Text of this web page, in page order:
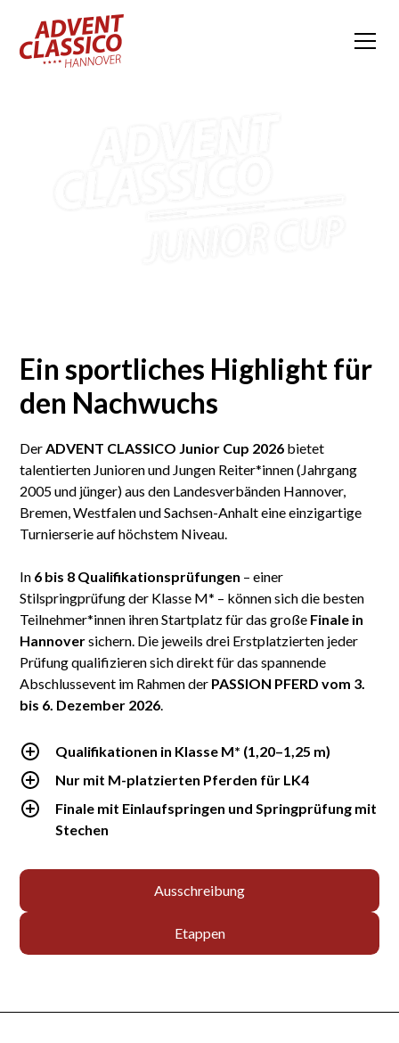
Ein sportliches Highlight für
den Nachwuchs
DerADVENT CLASSICO Junior Cup 2026 bietet
talentierten Junioren und Jungen Reiter*innen (Jahrgang
2005 und jünger) aus den Landesverbänden Hannover,
Bremen, Westfalen und Sachsen-Anhalt eine einzigartige
Turnierserie auf höchstem Niveau.
In 6 bis 8 Qualifikationsprüfungen – einer
Stilspringprüfung der Klasse M* – können sich die besten
Teilnehmer*innen ihren Startplatz für das große Finale in
Hannoversichern. Die jeweils drei Erstplatzierten jeder
Prüfung qualifizieren sich direkt für das spannende
Abschlussevent im Rahmen der PASSION PFERD vom 3.
bis 6. Dezember 2026.
Qualifikationen in Klasse M* (1,20–1,25 m)
Nur mit M-platzierten Pferden für LK4
Finale mit Einlaufspringen und Springprüfung mit
Stechen
Ausschreibung
Etappen